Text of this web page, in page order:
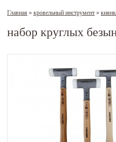
Главная » кровельный инструмент »
набор круглых